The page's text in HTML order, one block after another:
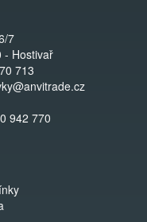
7
- Hostivař
713
942 770